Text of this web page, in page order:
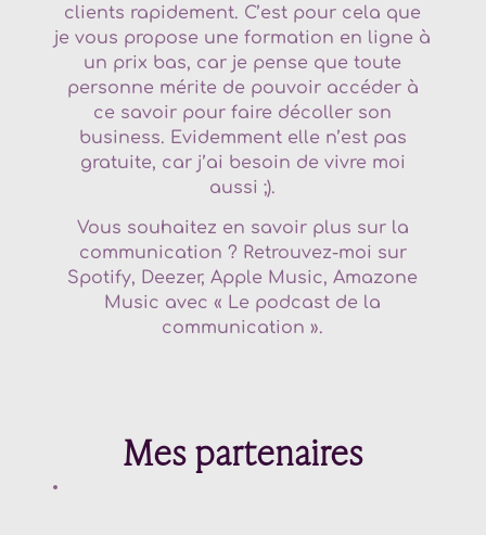
clients rapidement. C’est pour cela que
je vous propose une formation en ligne à
un prix bas, car je pense que toute
personne mérite de pouvoir accéder à
ce savoir pour faire décoller son
business. Evidemment elle n’est pas
gratuite, car j’ai besoin de vivre moi
aussi ;).
Vous souhaitez en savoir plus sur la
communication ? Retrouvez-moi sur
Spotify, Deezer, Apple Music, Amazone
Music avec « Le podcast de la
communication ».
Mes partenaires